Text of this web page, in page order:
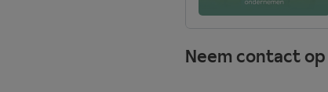
Neem contact